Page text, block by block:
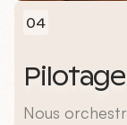
04
Nous